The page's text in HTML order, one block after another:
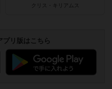
クリス・キリアムス
プリ版はこちら